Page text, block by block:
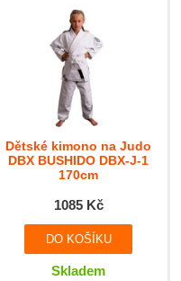
Dětské kimono na Judo
DBX BUSHIDO DBX-J-1
170cm
1085 Kč
Skladem